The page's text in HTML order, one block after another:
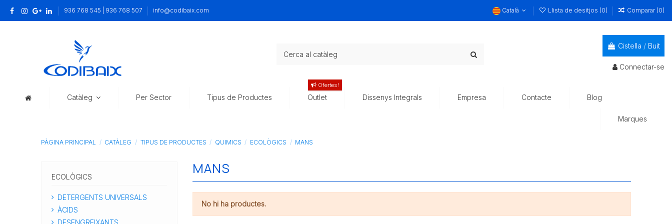
936 768 545 | 936 768 507 info@codibaix.com Català Llista de desitjos (0) Comparar (0)
Cistella / Buit
Connectar-se
Catàleg Per Sector Tipus de Productes Outlet
Ofertes!
Dissenys Integrals Empresa Contacte Blog
Marques
PÀGINA PRINCIPAL CATÀLEG TIPUS DE PRODUCTES QUIMICS ECOLÒGICS MANS
MANS
No hi ha productes.
ECOLÒGICS
DETERGENTS UNIVERSALS
ÀCIDS